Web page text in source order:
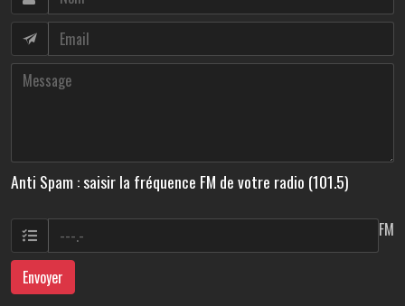
Anti Spam : saisir la fréquence FM de votre radio (101.5)
FM
Envoyer